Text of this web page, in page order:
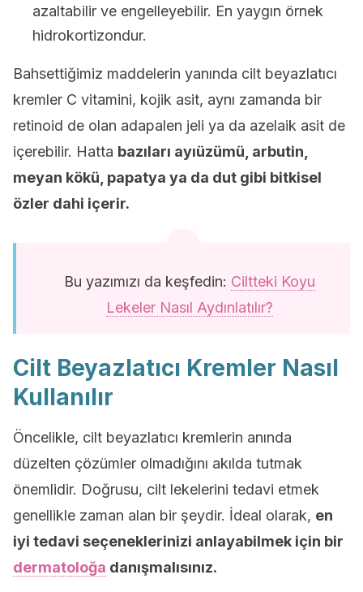
azaltabilir ve engelleyebilir. En yaygın örnek
hidrokortizondur.
Bahsettiğimiz maddelerin yanında cilt beyazlatıcı
kremler C vitamini, kojik asit, aynı zamanda bir
retinoid de olan adapalen jeli ya da azelaik asit de
içerebilir. Hatta bazıları ayıüzümü, arbutin,
meyan kökü, papatya ya da dut gibi bitkisel
özler dahi içerir.
Bu yazımızı da keşfedin: Ciltteki Koyu
Lekeler Nasıl Aydınlatılır?
Cilt Beyazlatıcı Kremler Nasıl
Kullanılır
Öncelikle, cilt beyazlatıcı kremlerin anında
düzelten çözümler olmadığını akılda tutmak
önemlidir. Doğrusu, cilt lekelerini tedavi etmek
genellikle zaman alan bir şeydir. İdeal olarak, en
iyi tedavi seçeneklerinizi anlayabilmek için bir
dermatoloğa danışmalısınız.